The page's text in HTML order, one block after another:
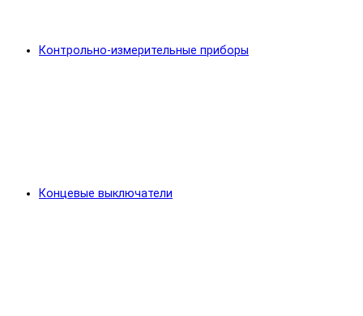
Контрольно-измерительные приборы
Концевые выключатели